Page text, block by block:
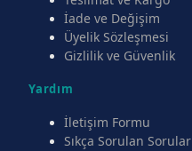
İade ve Değişim
Üyelik Sözleşmesi
Gizlilik ve Güvenlik
Yardım
İletişim Formu
Sıkça Sorulan Sorular